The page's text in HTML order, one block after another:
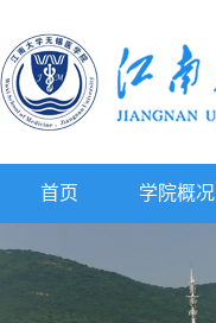
首页 学院概况